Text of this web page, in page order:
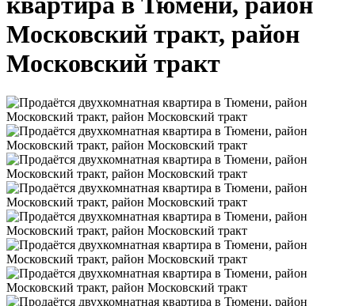
Московский тракт, район
Московский тракт